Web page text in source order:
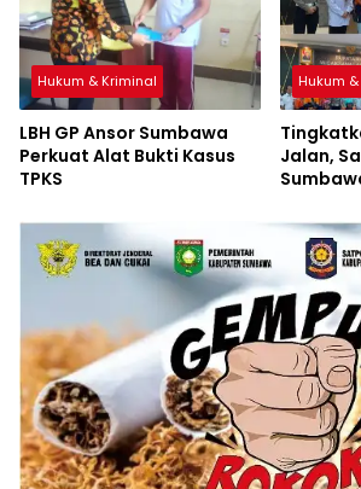
Hukum & Kriminal
LBH GP Ansor Sumbawa
Perkuat Alat Bukti Kasus
TPKS
Hukum
Jalan,
Bagikan